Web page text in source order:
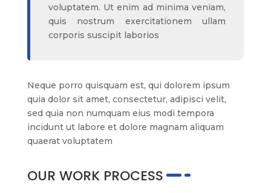
voluptatem. Ut enim ad minima veniam,
quis nostrum exercitationem ullam
corporis suscipit laborios
Neque porro quisquam est, qui dolorem ipsum
quia dolor sit amet, consectetur, adipisci velit,
sed quia non numquam eius modi tempora
incidunt ut labore et dolore magnam aliquam
quaerat voluptatem
OUR WORK PROCESS